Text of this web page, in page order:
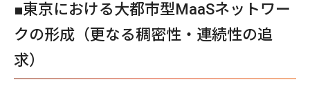
■東京における大都市型MaaSネットワー
クの形成（更なる稠密性・連続性の追
求）